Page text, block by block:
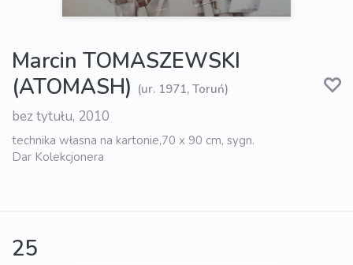
Marcin TOMASZEWSKI
(ATOMASH) (ur. 1971, Toruń)
bez tytułu, 2010
technika własna na kartonie,70 x 90 cm, sygn.
Dar Kolekcjonera
25